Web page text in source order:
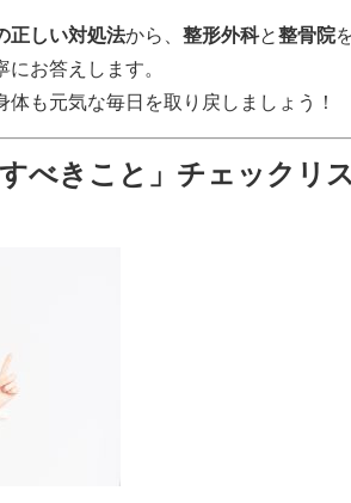
正しい対処法から、 整形外科と整骨院
お答えします。
も元気な毎日を取り戻しましょう！
べきこと」チェックリ